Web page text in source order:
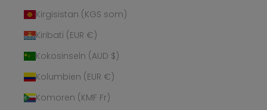
Kirgisistan (KGS som)
Kiribati (EUR €)
Kokosinseln (AUD $)
Kolumbien (EUR €)
Komoren (KMF Fr)